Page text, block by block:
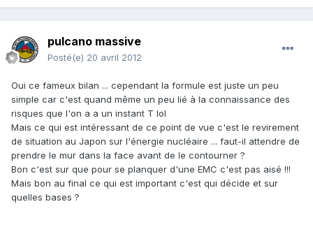
pulcano massive
Posté(e) 20 avril 2012
Oui ce fameux bilan ... cependant la formule est juste un peu
simple car c'est quand même un peu lié à la connaissance des
risques que l'on a a un instant T lol
Mais ce qui est intéressant de ce point de vue c'est le revirement
de situation au Japon sur l'énergie nucléaire ... faut-il attendre de
prendre le mur dans la face avant de le contourner ?
Bon c'est sur que pour se planquer d'une EMC c'est pas aisé !!!
Mais bon au final ce qui est important c'est qui décide et sur
quelles bases ?